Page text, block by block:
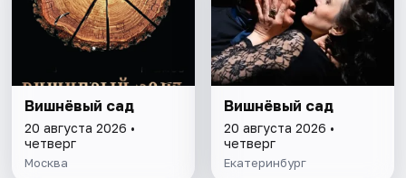
Вишнёвый сад
20 августа 2026 •
четверг
Москва
Вишнёвый сад
20 августа 2026 •
четверг
Екатеринбург